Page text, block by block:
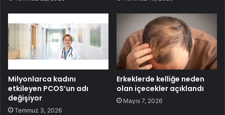
Milyonlarca kadını
etkileyen PCOS’un adı
değişiyor
Temmuz 3, 2026
Erkeklerde kelliğe neden
olan içecekler açıklandı
Mayıs 7, 2026